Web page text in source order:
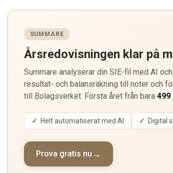
SUMMARE
Årsredovisningen klar på
Summare analyserar din SIE-fil med AI
resultat- och balansräkning till noter och
till Bolagsverket. Första året från bara 499
Helt automatiserat med AI Digital
Prova gratis nu